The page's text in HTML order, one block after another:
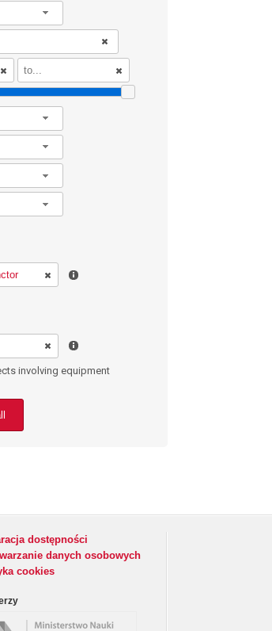
involving equipment
dostępności
danych osobowych
cookies